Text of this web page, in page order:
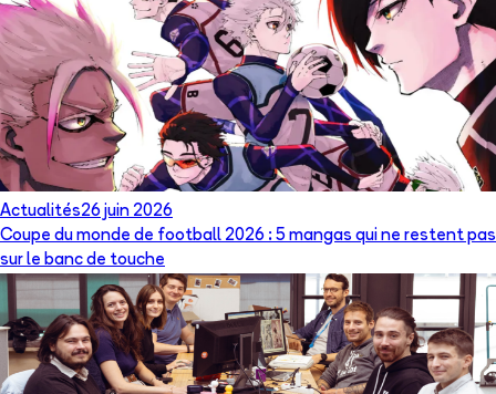
Actualités26 juin 2026
Coupe du monde de football 2026 : 5 mangas qui ne restent pas
sur le banc de touche